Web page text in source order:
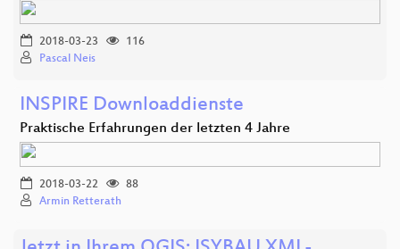
2018-03-23
116
Pascal Neis
INSPIRE Downloaddienste
Praktische Erfahrungen der letzten 4 Jahre
2018-03-22
88
Armin Retterath